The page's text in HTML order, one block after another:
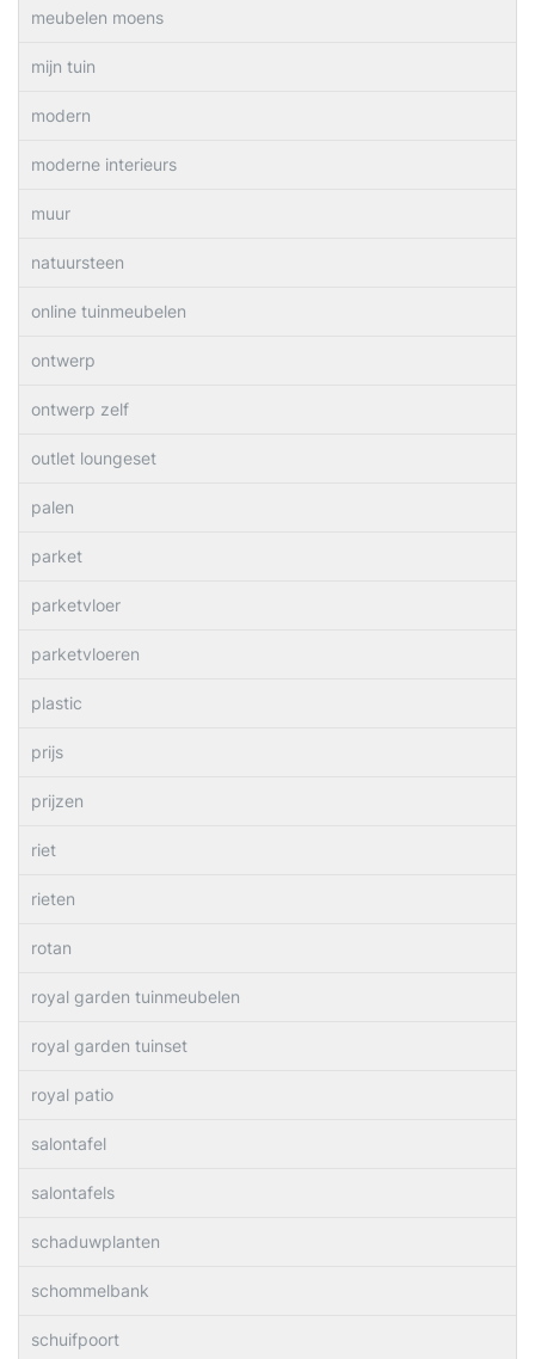
meubelen moens
mijn tuin
modern
moderne interieurs
muur
natuursteen
online tuinmeubelen
ontwerp
ontwerp zelf
outlet loungeset
palen
parket
parketvloer
parketvloeren
plastic
prijs
prijzen
riet
rieten
rotan
royal garden tuinmeubelen
royal garden tuinset
royal patio
salontafel
salontafels
schaduwplanten
schommelbank
schuifpoort